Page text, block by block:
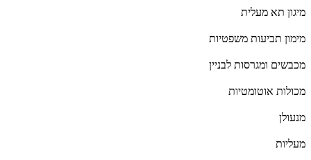
מיגון תא מעלית
מימון תביעות משפטיות
מכבשים ומגרסות לבניין
מכולות אוטומטיות
מנעולן
מעליות